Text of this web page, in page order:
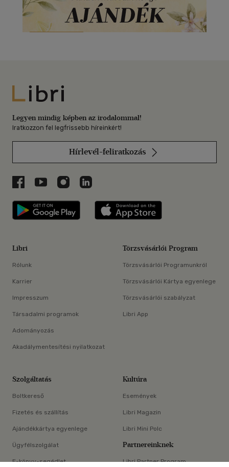
Libri
Legyen mindig képben az irodalommal!
Iratkozzon fel legfrissebb híreinkért!
Hírlevél-feliratkozás
Libri a Facebookon
Libri a Youtube-on
Libri az Instagramon
Libri a LinkedInen
Libri applikáció Szerezd meg: Google
Libri
Rólunk
Karrier
Impresszum
Társadalmi programok
Adományozás
Akadálymentesítési nyilatkozat
Törzsvásárlói Program
Törzsvásárlói Programunkról
Törzsvásárlói Kártya egyenlege
Törzsvásárlói szabályzat
Libri App
Szolgáltatás
Boltkereső
Fizetés és szállítás
Ajándékkártya egyenlege
Ügyfélszolgálat
E-könyv-segédlet
Kultúra
Események
Libri Magazin
Libri Mini Polc
Partnereinknek
Libri Partner Program